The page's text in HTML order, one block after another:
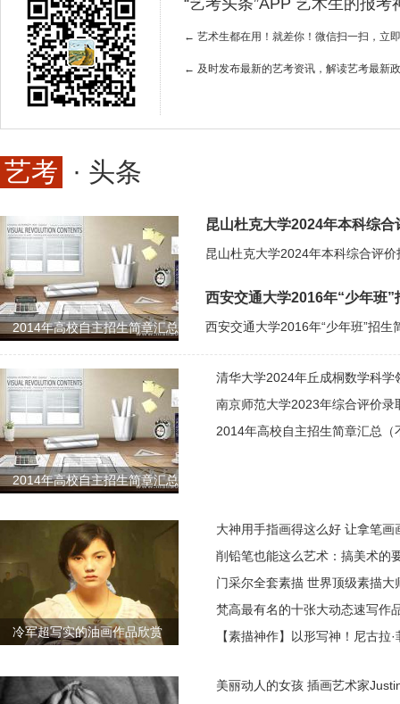
“艺考头条”APP 艺术生的报
← 艺术生都在用！就差你！微信扫一扫，立
← 及时发布最新的艺考资讯，解读艺考最新
艺考 · 头条
2014年高校自主招生简章汇总
昆山杜克大学2024年本科综合
西安交通大学2016年“少年班”
2014年高校自主招生简章汇总
清华大学2024年丘成桐数学科
南京师范大学2023年综合评价录
2014年高校自主招生简章汇总（
冷军超写实的油画作品欣赏
大神用手指画得这么好 让拿笔画
削铅笔也能这么艺术：搞美术的
门采尔全套素描 世界顶级素描大
梵高最有名的十张大动态速写作
【素描神作】以形写神！尼古拉
美丽动人的女孩 插画艺术家